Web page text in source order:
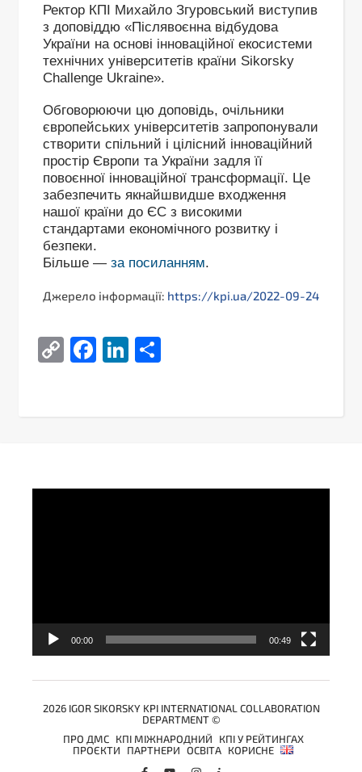
Ректор КПІ Михайло Згуровський виступив
з доповіддю «Післявоєнна відбудова
України на основі інноваційної екосистеми
технічних університетів країни Sikorsky
Challenge Ukraine».
Обговорюючи цю доповідь, очільники
європейських університетів запропонували
створити спільний і цілісний інноваційний
простір Європи та України задля її
повоєнної інноваційної трансформації. Це
забезпечить якнайшвидше входження
нашої країни до ЄС з високими
стандартами економічного розвитку і
безпеки.
Більше — за посиланням.
Джерело інформації: https://kpi.ua/2022-09-24
CopyFacebook
LinkedIn
00:00 00:49
2026 IGOR SIKORSKY KPI INTERNATIONAL COLLABORATION
DEPARTMENT ©
ПРО ДМС КПІ МІЖНАРОДНИЙ
КПІ У РЕЙТИНГАХ
ПРОЄКТИ
ПАРТНЕРИ ОСВІТА КОРИСНЕ